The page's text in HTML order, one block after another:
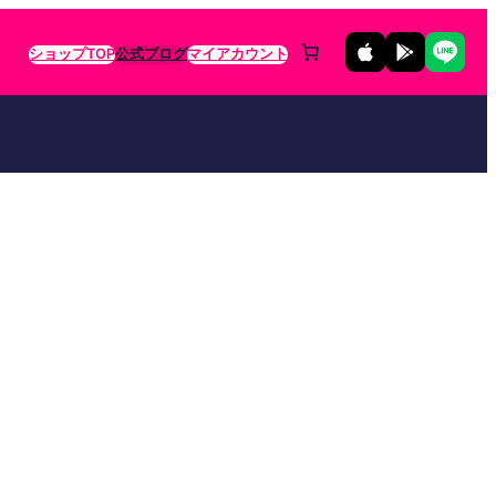
ショップTOP公式ブログマイアカウント